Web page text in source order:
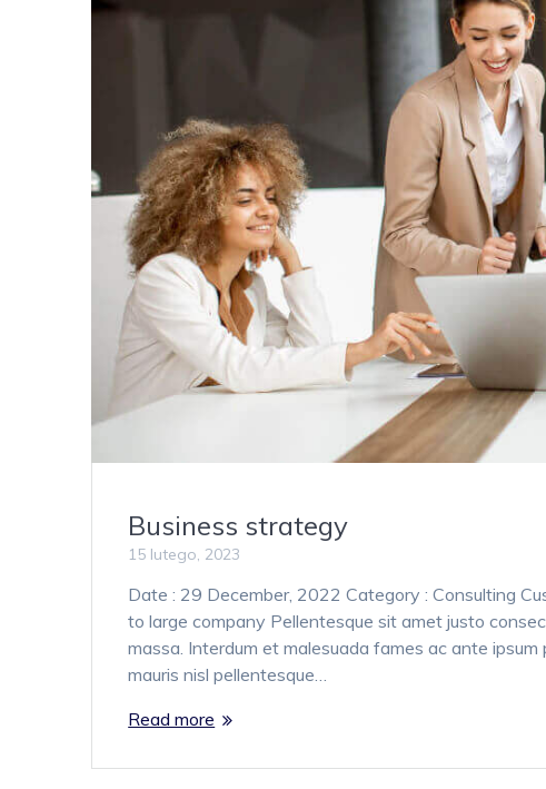
Business strategy
15 lutego, 2023
Date : 29 December, 2022 Category : Consulting
to large company Pellentesque sit amet justo
massa. Interdum et malesuada fames ac ante
mauris nisl pellentesque…
Read more